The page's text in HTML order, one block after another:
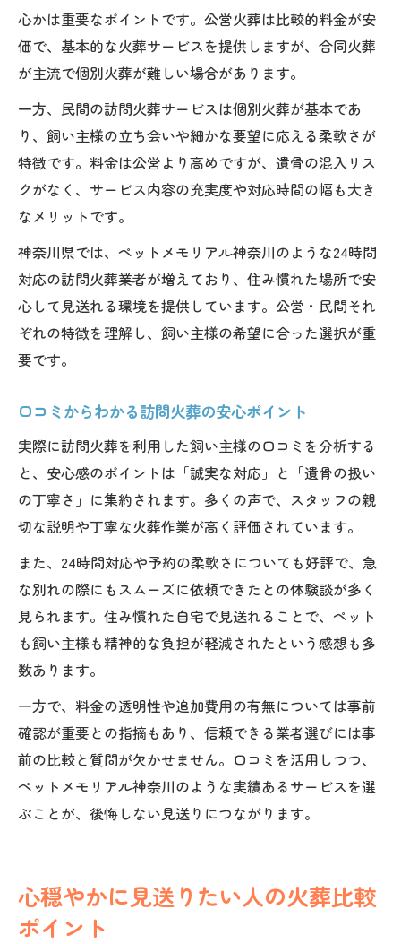
心かは重要なポイントです。公営火葬は比較的料金が安
価で、基本的な火葬サービスを提供しますが、合同火葬
が主流で個別火葬が難しい場合があります。
一方、民間の訪問火葬サービスは個別火葬が基本であ
り、飼い主様の立ち会いや細かな要望に応える柔軟さが
特徴です。料金は公営より高めですが、遺骨の混入リス
クがなく、サービス内容の充実度や対応時間の幅も大き
なメリットです。
神奈川県では、ペットメモリアル神奈川のような24時間
対応の訪問火葬業者が増えており、住み慣れた場所で安
心して見送れる環境を提供しています。公営・民間それ
ぞれの特徴を理解し、飼い主様の希望に合った選択が重
要です。
口コミからわかる訪問火葬の安心ポイント
実際に訪問火葬を利用した飼い主様の口コミを分析する
と、安心感のポイントは「誠実な対応」と「遺骨の扱い
の丁寧さ」に集約されます。多くの声で、スタッフの親
切な説明や丁寧な火葬作業が高く評価されています。
また、24時間対応や予約の柔軟さについても好評で、急
な別れの際にもスムーズに依頼できたとの体験談が多く
見られます。住み慣れた自宅で見送れることで、ペット
も飼い主様も精神的な負担が軽減されたという感想も多
数あります。
一方で、料金の透明性や追加費用の有無については事前
確認が重要との指摘もあり、信頼できる業者選びには事
前の比較と質問が欠かせません。口コミを活用しつつ、
ペットメモリアル神奈川のような実績あるサービスを選
ぶことが、後悔しない見送りにつながります。
心穏やかに見送りたい人の火葬比較
ポイント